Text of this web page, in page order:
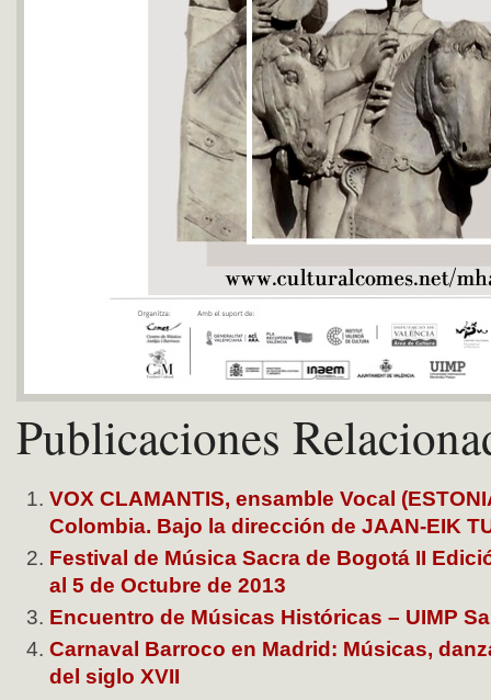
Publicaciones
VOX CLAMANTIS, ensamble Vocal
Colombia. Bajo la dirección de JAAN-EIK
Festival de Música Sacra de Bogotá II
al 5 de Octubre de 2013
Encuentro de Músicas Históricas – UIMP
Carnaval Barroco en Madrid: Músicas,
del siglo XVII